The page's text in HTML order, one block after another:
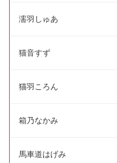
濡羽しゅあ
猫音すず
猫羽ころん
箱乃なかみ
馬車道はげみ